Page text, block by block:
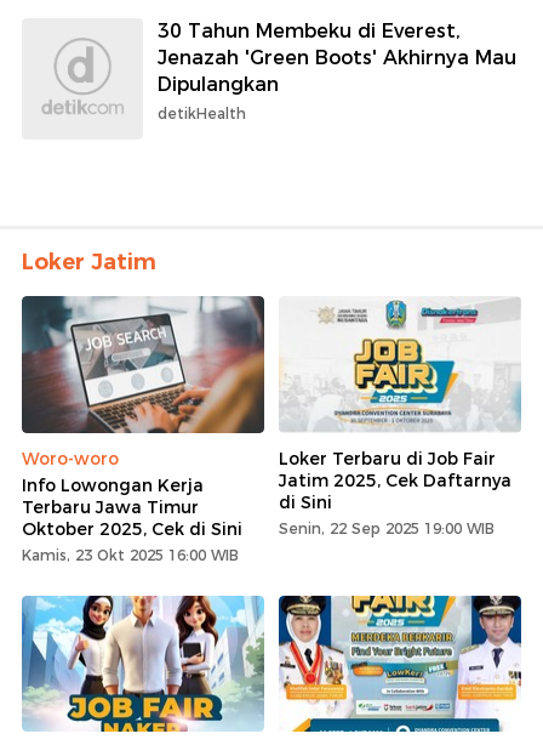
30 Tahun Membeku di Everest,
Jenazah 'Green Boots' Akhirnya Mau
Dipulangkan
detikHealth
Loker Jatim
Woro-woro
Info Lowongan Kerja
Terbaru Jawa Timur
Oktober 2025, Cek di Sini
Kamis, 23 Okt 2025 16:00 WIB
Loker Terbaru di Job Fair
Jatim 2025, Cek Daftarnya
di Sini
Senin, 22 Sep 2025 19:00 WIB